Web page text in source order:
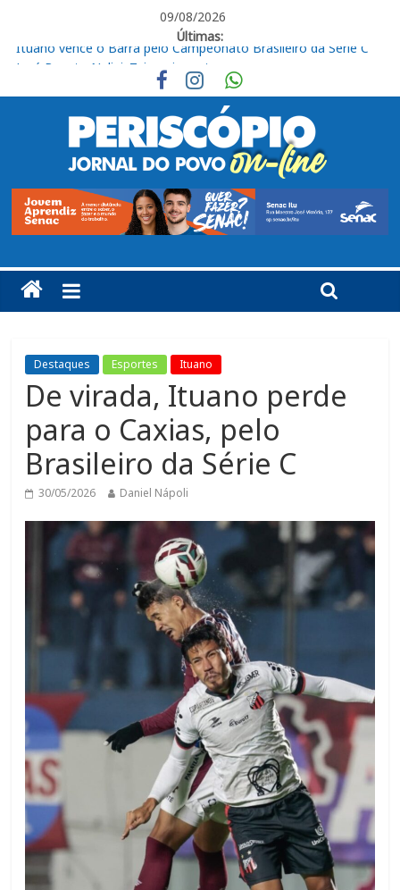
09/08/2026
Últimas:
José Renato Nalini: Teimosia mata
Obras de R$ 54 milhões avançam na Rodovia Vereador José de
Moraes, em Cabreúva
Em casa, Ituano Sub-20 perde para o Red Bull Bragantino
Ituano quer união para vencer o Barra neste sábado
Ituano vence o Barra pelo Campeonato Brasileiro da Série C
Destaques Esportes Ituano
De virada, Ituano perde
para o Caxias, pelo
Brasileiro da Série C
30/05/2026 Daniel Nápoli